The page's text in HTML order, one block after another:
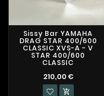
Sissy Bar YAMAHA
DRAG STAR 400/600
CLASSIC XVS-A - V
STAR 400/600
CLASSIC
210,00 €
